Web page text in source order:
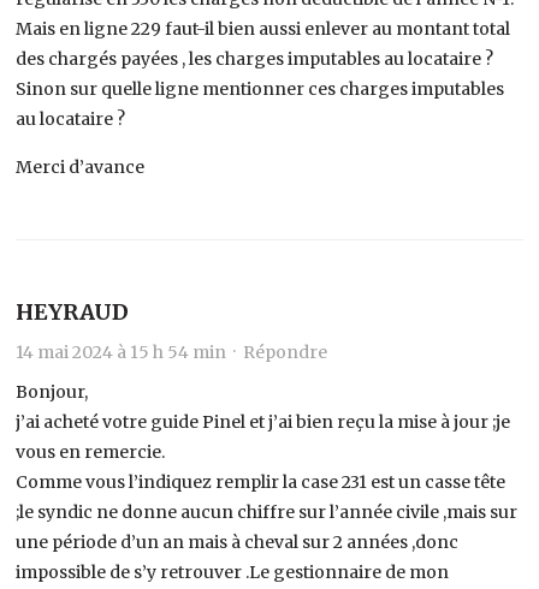
Mais en ligne 229 faut-il bien aussi enlever au montant total
des chargés payées , les charges imputables au locataire ?
Sinon sur quelle ligne mentionner ces charges imputables
au locataire ?
Merci d’avance
HEYRAUD
14 mai 2024 à 15 h 54 min · Répondre
Bonjour,
j’ai acheté votre guide Pinel et j’ai bien reçu la mise à jour ;je
vous en remercie.
Comme vous l’indiquez remplir la case 231 est un casse tête
;le syndic ne donne aucun chiffre sur l’année civile ,mais sur
une période d’un an mais à cheval sur 2 années ,donc
impossible de s’y retrouver .Le gestionnaire de mon